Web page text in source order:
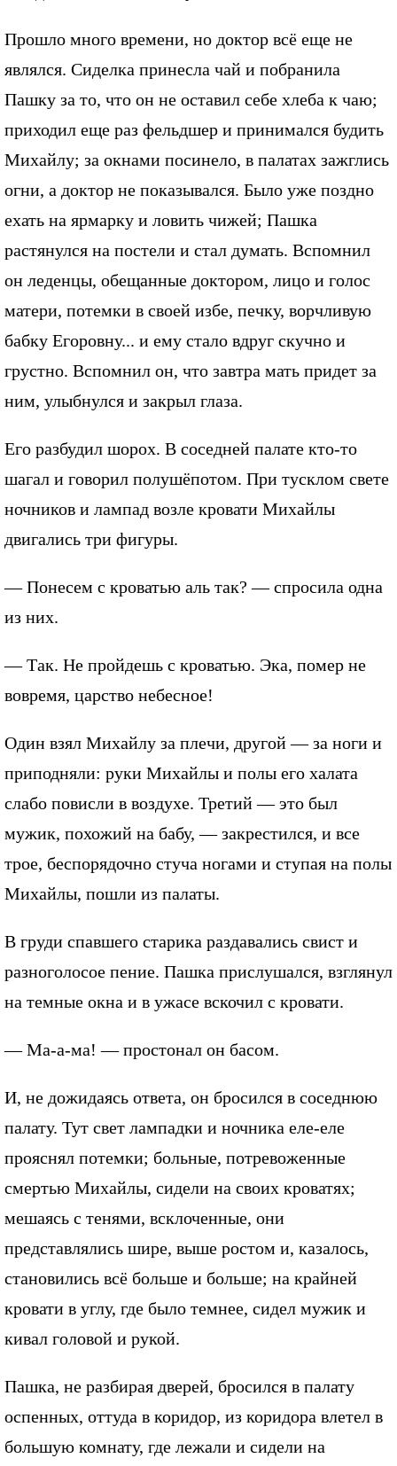
Прошло много времени, но доктор всё еще не
являлся. Сиделка принесла чай и побранила
Пашку за то, что он не оставил себе хлеба к чаю;
приходил еще раз фельдшер и принимался будить
Михайлу; за окнами посинело, в палатах зажглись
огни, а доктор не показывался. Было уже поздно
ехать на ярмарку и ловить чижей; Пашка
растянулся на постели и стал думать. Вспомнил
он леденцы, обещанные доктором, лицо и голос
матери, потемки в своей избе, печку, ворчливую
бабку Егоровну... и ему стало вдруг скучно и
грустно. Вспомнил он, что завтра мать придет за
ним, улыбнулся и закрыл глаза.
Его разбудил шорох. В соседней палате кто-то
шагал и говорил полушёпотом. При тусклом свете
ночников и лампад возле кровати Михайлы
двигались три фигуры.
— Понесем с кроватью аль так? — спросила одна
из них.
— Так. Не пройдешь с кроватью. Эка, помер не
вовремя, царство небесное!
Один взял Михайлу за плечи, другой — за ноги и
приподняли: руки Михайлы и полы его халата
слабо повисли в воздухе. Третий — это был
мужик, похожий на бабу, — закрестился, и все
трое, беспорядочно стуча ногами и ступая на полы
Михайлы, пошли из палаты.
В груди спавшего старика раздавались свист и
разноголосое пение. Пашка прислушался, взглянул
на темные окна и в ужасе вскочил с кровати.
— Ма-а-ма! — простонал он басом.
И, не дожидаясь ответа, он бросился в соседнюю
палату. Тут свет лампадки и ночника еле-еле
прояснял потемки; больные, потревоженные
смертью Михайлы, сидели на своих кроватях;
мешаясь с тенями, всклоченные, они
представлялись шире, выше ростом и, казалось,
становились всё больше и больше; на крайней
кровати в углу, где было темнее, сидел мужик и
кивал головой и рукой.
Пашка, не разбирая дверей, бросился в палату
оспенных, оттуда в коридор, из коридора влетел в
большую комнату, где лежали и сидели на